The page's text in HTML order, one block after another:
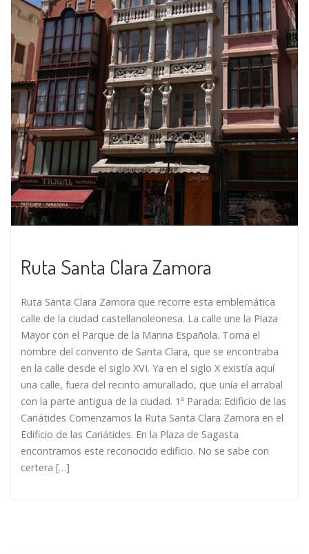
Ruta Santa Clara Zamora
Ruta Santa Clara Zamora que recorre esta emblemática
calle de la ciudad castellanoleonesa. La calle une la Plaza
Mayor con el Parque de la Marina Española. Toma el
nombre del convento de Santa Clara, que se encontraba
en la calle desde el siglo XVI. Ya en el siglo X existía aquí
una calle, fuera del recinto amurallado, que unía el arrabal
con la parte antigua de la ciudad. 1ª Parada: Edificio de las
Cariátides Comenzamos la Ruta Santa Clara Zamora en el
Edificio de las Cariátides. En la Plaza de Sagasta
encontramos este reconocido edificio. No se sabe con
certera […]